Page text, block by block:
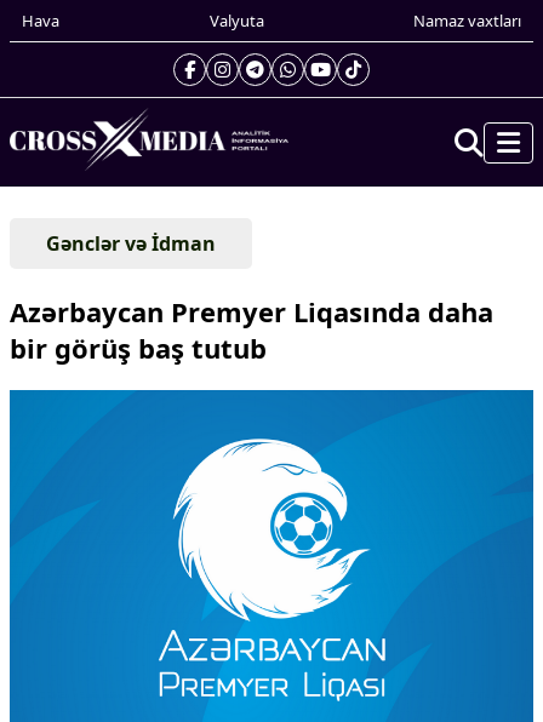
Hava Valyuta Namaz vaxtları
Prezidentin gündəliyi
Gündəm
Xarici xəbərlər
Cənubi Qafqaz
Gənclər və İdman
Azərbaycan Premyer Liqasında daha
bir görüş baş tutub